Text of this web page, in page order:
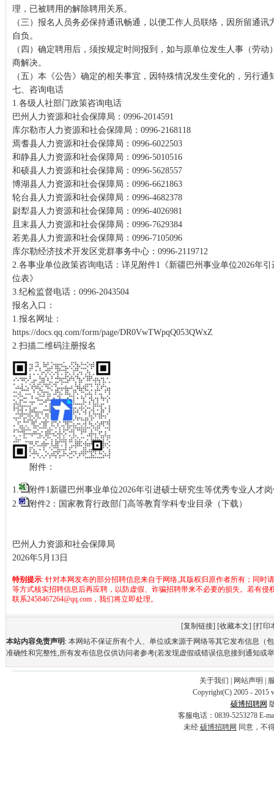
理，已被聘用的解除聘用关系。
（三）报名人员务必保持通讯畅通，以便工作人员联络，因所留通
自负。
（四）确定聘用后，须按规定时间报到，如与原单位发生人事（劳
商解决。
（五）本《公告》确定的相关事宜，因特殊情况发生变化的，另行通
七、咨询电话
1.各级人社部门政策咨询电话
巴州人力资源和社会保障局：0996-2014591
库尔勒市人力资源和社会保障局：0996-2168118
焉耆县人力资源和社会保障局：0996-6022503
和静县人力资源和社会保障局：0996-5010516
和硕县人力资源和社会保障局：0996-5628557
博湖县人力资源和社会保障局：0996-6621863
轮台县人力资源和社会保障局：0996-4682378
尉犁县人力资源和社会保障局：0996-4026981
且末县人力资源和社会保障局：0996-7629384
若羌县人力资源和社会保障局：0996-7105096
库尔勒经济技术开发区党群事务中心：0996-2119712
2.各事业单位政策咨询电话：详见附件1《新疆巴州事业单位2026年
位表》
3.纪检监督电话：0996-2043504
报名入口：
1.报名网址：
https://docs.qq.com/form/page/DR0VwTWpqQ053QWxZ
2.扫描二维码注册报名
附件：
1.
附件1新疆巴州事业单位2026年引进硕士研究生等优秀专业人才
2.
附件2：国家教育行政部门高等教育学科专业目录 （下载）
巴州人力资源和社会保障局
2026年5月13日
特别提示: 针对本网发布的部分招聘信息来自于网络,其版权归原作者所有；同时
等方式核实招聘信息后再应聘，以防虚假、诈骗招聘带来不必要的损失。若有侵
联系2458467264@qq.com，我们将立即处理。
[复制链接] [收藏本文] [打印
本站内容免责声明 : 本网站不保证所有个人、单位或来源于网络等其它发布信息（
准确性和完整性,所有发布信息仅供访问者参考(若发现虚假或错误信息接到通知或
关于我们 网站声明
Copyright(C) 2005 - 2015
硕博招聘网
客服电话：0839-5253278 E-
未经 硕博招聘网 同意，不